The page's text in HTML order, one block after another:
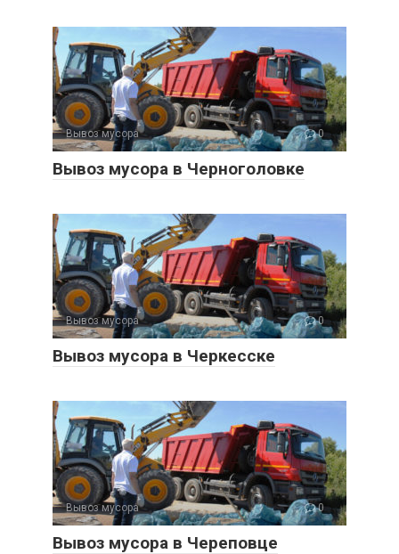
Вывоз мусора 0
Вывоз мусора в Черноголовке
Вывоз мусора 0
Вывоз мусора в Черкесске
Вывоз мусора 0
Вывоз мусора в Череповце